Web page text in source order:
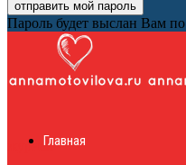
Пароль будет выслан Вам
журналГлавная